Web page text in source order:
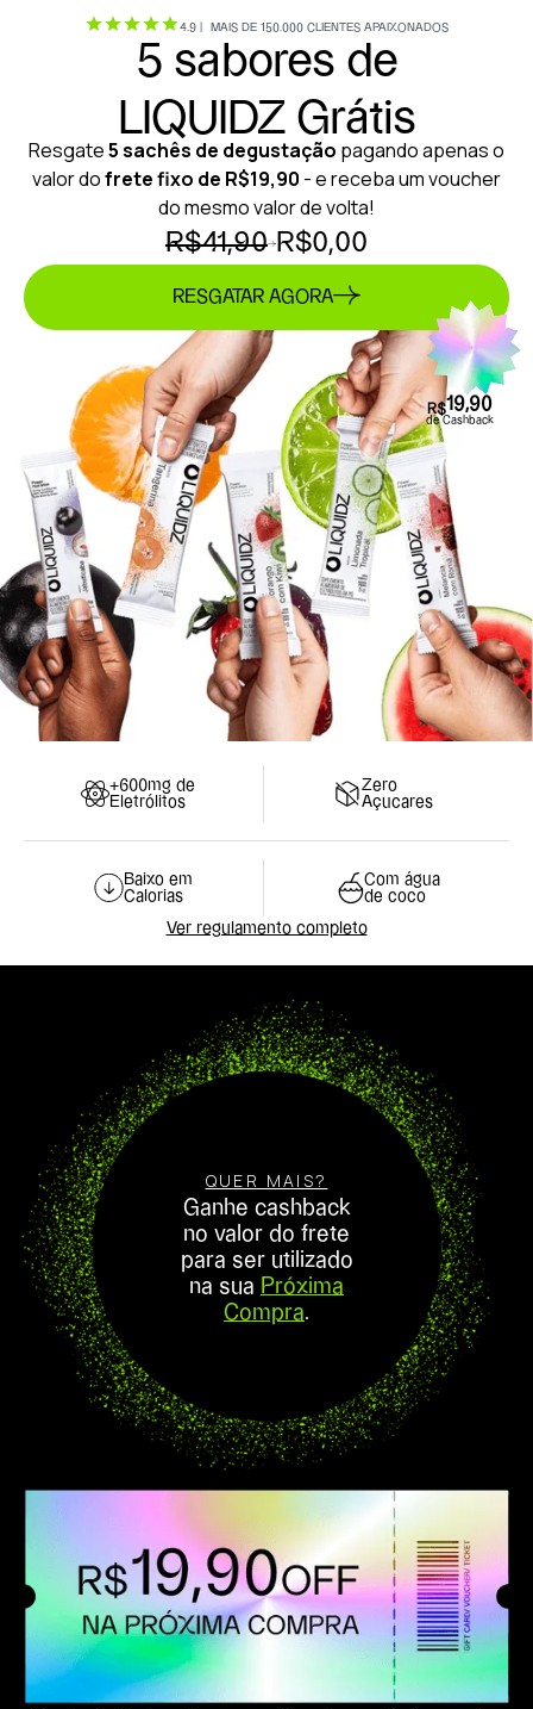
4.9 | MAIS DE 150.000 CLIENTES APAIXONADOS
5 sabores de
LIQUIDZ Grátis
Resgate5 sachês de degustação pagando apenas o
valor dofrete fixo de R$19,90 - e receba um voucher
do mesmo valor de volta!
R$41,90 R$0,00
RESGATAR AGORA
R$19,90
de Cashback
+600mg de
Eletrólitos
Zero
Açucares
Baixo em
Calorias
Com água
de coco
Ver regulamento completo
QUER MAIS?
Ganhe cashback
no valor do frete
para ser utilizado
na sua Próxima
Compra